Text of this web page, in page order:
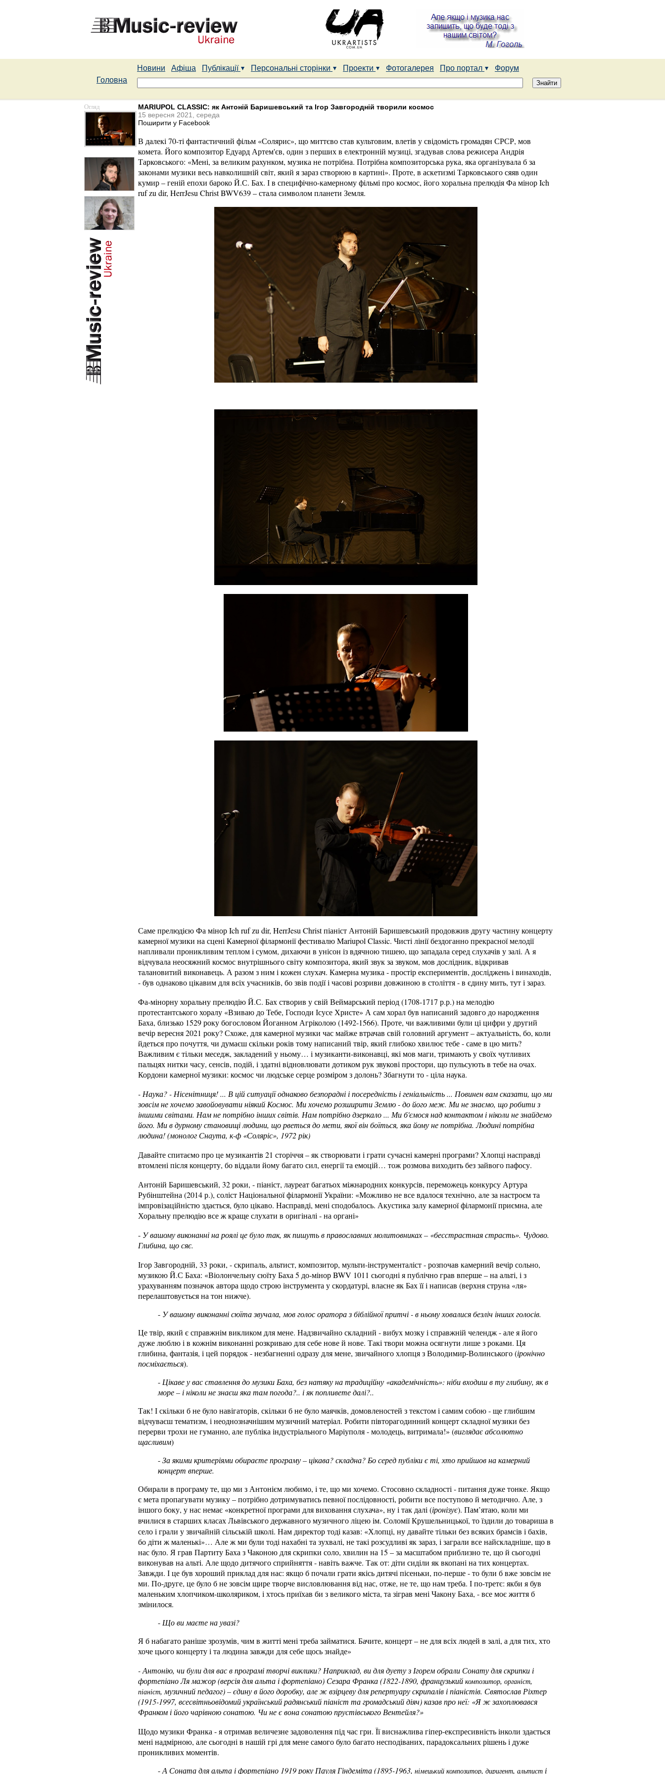
Новини Афіша Публікації Персональні сторінки Проекти Фотогалерея Про портал
Форум
Головна
Огляд
MARIUPOL CLASSIC: як Антоній Баришевський та Ігор Завгородній творили космос
15 вересня 2021, середа
Поширити у Facebook
В далекі 70-ті фантастичний фільм «Солярис», що миттєво став культовим, влетів у свідомість громадян СРСР, мов
комета. Його композитор Едуард Артем'єв, один з перших в електронній музиці, згадував слова режисера Андрія
Тарковського: «Мені, за великим рахунком, музика не потрібна. Потрібна композиторська рука, яка організувала б за
законами музики весь навколишній світ, який я зараз створюю в картині». Проте, в аскетизмі Тарковського сяяв один
кумир – геній епохи бароко Й.С. Бах. І в специфічно-камерному фільмі про космос, його хоральна прелюдія Фа мінор Ich
ruf zu dir, HerrJesu Christ BWV639 – стала символом планети Земля.
Саме прелюдією Фа мінор Ich ruf zu dir, HerrJesu Christ піаніст Антоній Баришевський продовжив другу частину концерту
камерної музики на сцені Камерної філармонії фестивалю Mariupol Classic. Чисті лінії бездоганно прекрасної мелодії
напливали проникливим теплом і сумом, дихаючи в унісон із вдячною тишею, що западала серед слухачів у залі. А я
відчувала неосяжний космос внутрішнього світу композитора, який звук за звуком, мов дослідник, відкривав
талановитий виконавець. А разом з ним і кожен слухач. Камерна музика - простір експериментів, досліджень і винаходів,
- був однаково цікавим для всіх учасників, бо звів події і часові розриви довжиною в століття - в єдину мить, тут і зараз.
Фа-мінорну хоральну прелюдію Й.С. Бах створив у свій Веймарський період (1708-1717 р.р.) на мелодію
протестантського хоралу «Взиваю до Тебе, Господи Ісусе Христе» А сам хорал був написаний задовго до народження
Баха, близько 1529 року богословом Йоганном Агріколою (1492-1566). Проте, чи важливими були ці цифри у другий
вечір вересня 2021 року? Схоже, для камерної музики час майже втрачав свій головний аргумент – актуальність, бо, коли
йдеться про почуття, чи думаєш скільки років тому написаний твір, який глибоко хвилює тебе - саме в цю мить?
Важливим є тільки меседж, закладений у ньому… і музиканти-виконавці, які мов маги, тримають у своїх чутливих
пальцях нитки часу, сенсів, подій, і здатні відновлювати дотиком рук звукові простори, що пульсують в тебе на очах.
Кордони камерної музики: космос чи людське серце розміром з долонь? Збагнути то - ціла наука.
- Наука? - Нісенітниця! ... В цій ситуації однаково безпорадні і посередність і геніальність ... Повинен вам сказати, що ми
зовсім не хочемо завойовувати ніякий Космос. Ми хочемо розширити Землю - до його меж. Ми не знаємо, що робити з
іншими світами. Нам не потрібно інших світів. Нам потрібно дзеркало ... Ми б'ємося над контактом і ніколи не знайдемо
його. Ми в дурному становищі людини, що рветься до мети, якої він боїться, яка йому не потрібна. Людині потрібна
людина! (монолог Снаута, к-ф «Соляріс», 1972 рік)
Давайте спитаємо про це музикантів 21 сторіччя – як створювати і грати сучасні камерні програми? Хлопці насправді
втомлені після концерту, бо віддали йому багато сил, енергії та емоцій… тож розмова виходить без зайвого пафосу.
Антоній Баришевський, 32 роки, - піаніст, лауреат багатьох міжнародних конкурсів, переможець конкурсу Артура
Рубінштейна (2014 р.), соліст Національної філармонії України: «Можливо не все вдалося технічно, але за настроєм та
імпровізаційністю здається, було цікаво. Насправді, мені сподобалось. Акустика залу камерної філармонії приємна, але
Хоральну прелюдію все ж краще слухати в оригіналі - на органі»
- У вашому виконанні на роялі це було так, як пишуть в православних молитовниках – «бесстрастная страсть». Чудово.
Глибина, що сяє.
Ігор Завгородній, 33 роки, - скрипаль, альтист, композитор, мульти-інструменталіст - розпочав камерний вечір сольно,
музикою Й.С Баха: «Віолончельну сюїту Баха 5 до-мінор BWV 1011 сьогодні я публічно грав вперше – на альті, і з
урахуванням позначок автора щодо строю інструмента у скордатурі, власне як Бах її і написав (верхня струна «ля»
перелаштовується на тон нижче).
- У вашому виконанні сюїта звучала, мов голос оратора з біблійної притчі - в ньому ховалися безліч інших голосів.
Це твір, який є справжнім викликом для мене. Надзвичайно складний - вибух мозку і справжній челендж - але я його
дуже люблю і в кожнім виконанні розкриваю для себе нове й нове. Такі твори можна осягнути лише з роками. Ця
глибина, фантазія, і цей порядок - незбагненні одразу для мене, звичайного хлопця з Володимир-Волинського (іронічно
посміхається).
- Цікаве у вас ставлення до музики Баха, без натяку на традиційну «академічність»: ніби входиш в ту глибину, як в
море – і ніколи не знаєш яка там погода?.. і як попливете далі?..
Так! І скільки б не було навігаторів, скільки б не було маячків, домовленостей з текстом і самим собою - ще глибшим
відчуваєш тематизм, і неоднозначнішим музичний матеріал. Робити півторагодинний концерт складної музики без
перерви трохи не гуманно, але публіка індустріального Маріуполя - молодець, витримала!» (виглядає абсолютно
щасливим)
-За якими критеріями обираєте програму – цікава? складна? Бо серед публіки є ті, хто прийшов на камерний
концерт вперше.
Обирали в програму те, що ми з Антонієм любимо, і те, що ми хочемо. Стосовно складності - питання дуже тонке. Якщо
є мета пропагувати музику – потрібно дотримуватись певної послідовності, робити все поступово й методично. Але, з
іншого боку, у нас немає «конкретної програми для виховання слухача», ну і так далі (іронізує). Пам’ятаю, коли ми
вчилися в старших класахЛьвівського державного музичного ліцею ім. Соломії Крушельницької, то їздили до товариша в
село і грали у звичайній сільській школі. Нам директор тоді казав: «Хлопці, ну давайте тільки без всяких брамсів і бахів,
бо діти ж маленькі»… Але ж ми були тоді нахабні та зухвалі, не такі розсудливі як зараз, і заграли все найскладніше, що в
нас було. Я грав Партиту Баха з Чаконою для скрипки соло, хвилин на 15 – за масштабом приблизно те, що й сьогодні
виконував на альті. Але щодо дитячого сприйняття - навіть важче. Так от: діти сиділи як вкопані на тих концертах.
Завжди. І це був хороший приклад для нас: якщо б почали грати якісь дитячі пісеньки, по-перше - то були б вже зовсім не
ми. По-друге, це було б не зовсім щире творче висловлювання від нас, отже, не те, що нам треба. І по-третє: якби я був
маленьким хлопчиком-школяриком, і хтось приїхав би з великого міста, та зіграв мені Чакону Баха, - все моє життя б
змінилося.
- Що ви маєте на увазі?
Я б набагато раніше зрозумів, чим в житті мені треба займатися. Бачите, концерт – не для всіх людей в залі, а для тих, хто
хоче цього концерту і та людина завжди для себе щось знайде»
- Антонію, чи були для вас в програмі творчі виклики? Наприклад, ви для дуету з Ігорем обрали Сонату для скрипки і
фортепіано Ля мажор (версія для альта і фортепіано) Сезара Франка (1822-1890, французький композитор, органіст,
піаніст, музичний педагог) – єдину в його доробку, але ж взірцеву для репертуару скрипалів і піаністів. Святослав Ріхтер
(1915-1997, всесвітньовідомий український радянський піаніст та громадський діяч) казав про неї: «Я ж захоплювався
Франком і його чарівною сонатою. Чи не є вона сонатою прустівського Вентейля?»
Щодо музики Франка - я отримав величезне задоволення під час гри. Її виснажлива гіпер-експресивність інколи здається
мені надмірною, але сьогодні в нашій грі для мене самого було багато несподіваних, парадоксальних рішень і дуже
проникливих моментів.
-А Соната для альта і фортепіано 1919 року Пауля Гіндеміта (1895-1963, німецький композитор, диригент, альтист і